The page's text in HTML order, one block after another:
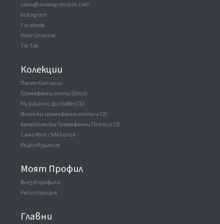
sales@analog-records.com
Instagram
Facebook
Viber Channel
Tik Tok
Колекции
Пълен Каталог
Грамофонни плочи (Vinyl)
Музикални Дискове (CD)
Японски грамофонни плочи и CD
Американски Грамофонни Плочи и CD
Само Mint / NM копия
Рядко Издание
Моят Профил
Влез в профила
Регистрация
Главни